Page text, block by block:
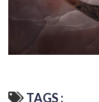
TAGS :